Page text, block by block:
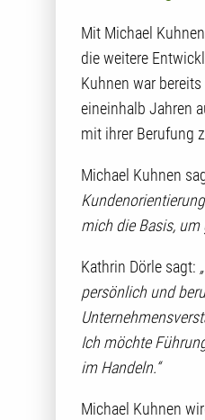
Mit Michael
die weitere
Kuhnen war
eineinhalb Jahren
mit ihrer Berufung
Michael Kuhnen
mich die Basis, um
Kathrin Dörle sagt:
persönlich und
Ich möchte
im Handeln.“
Michael Kuhnen